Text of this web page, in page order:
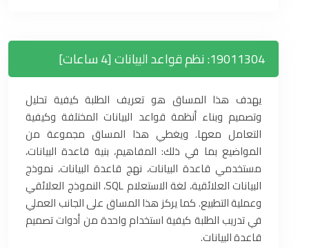
19011304: نظم قواعد البيانات [4 ساعات]
يهدف هذا المساق هو تعريف الطلبة كيفية تحليل
وتصميم وبناء أنظمة قواعد البيانات المختلفة وكيفية
التعامل معها. ويغطي هذا المساق مجموعة من
المواضيع بما في ذلك: المفاهيم، بنية قاعدة البيانات،
مستخدمي قاعدة البيانات، نهج قاعدة البيانات، نموذج
البيانات العلائقية، لغة الاستعلام SQL، النموذج العلائقي
وعملية التطبيع. كما يركز هذا المساق على الجانب العملي
في تدريب الطلبة كيفية استخدام واحدة من أدوات تصميم
قاعدة البيانات.